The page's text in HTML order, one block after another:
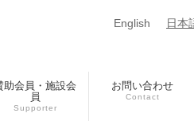
English 日本
助会員・施設会
員
Supporter
お問い合わせ
Contact